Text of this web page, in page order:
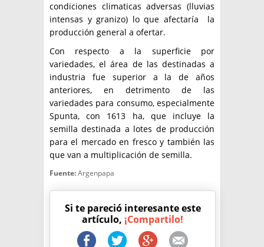
condiciones climaticas adversas (lluvias
intensas y granizo) lo que afectaría la
producción general a ofertar.
Con respecto a la superficie por
variedades, el área de las destinadas a
industria fue superior a la de años
anteriores, en detrimento de las
variedades para consumo, especialmente
Spunta, con 1613 ha, que incluye la
semilla destinada a lotes de producción
para el mercado en fresco y también las
que van a multiplicación de semilla.
Fuente:Argenpapa
Si te pareció interesante este
artículo, ¡Compartilo!